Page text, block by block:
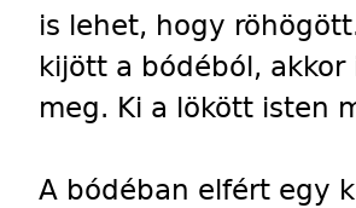
is lehet, hogy
kijött a bódéból,
meg. Ki a lökött isten
A bódéban elfért egy